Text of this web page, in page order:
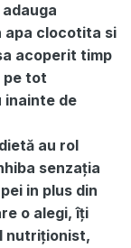
apa clocotita si
acoperit timp
pe tot
inainte de
au rol
senzația
in plus din
o alegi, îți
nutriționist,